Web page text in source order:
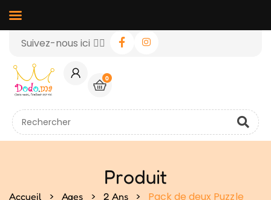
Suivez-nous ici 👉🏻
0
Produit
Accueil > Ages > 2 Ans >
Pack de deux Puzzle